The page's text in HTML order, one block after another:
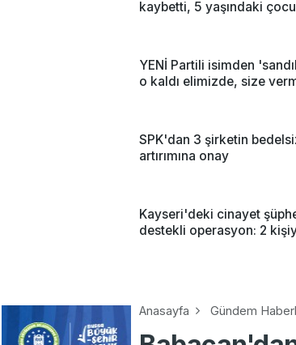
kaybetti, 5 yaşındaki
YENİ Partili isimden
o kaldı elimizde, size
SPK'dan 3 şirketin
artırımına onay
Kayseri'deki cinayet
destekli operasyon: 2
Anasayfa Gündem